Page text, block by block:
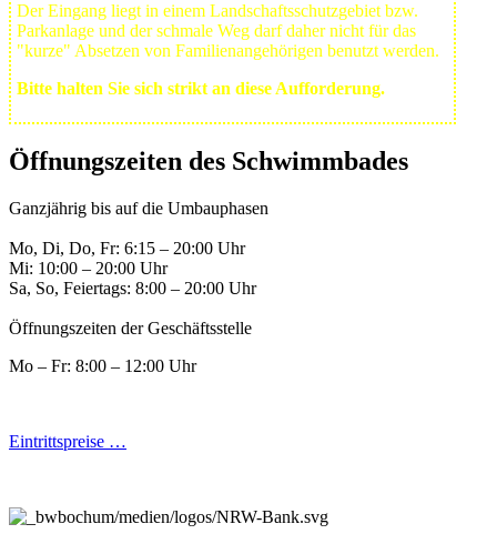
Der Eingang liegt in einem Landschafts­schutzgebiet bzw.
Park­anlage und der schmale Weg darf daher nicht für das
"kurze" Absetzen von Familienangehörigen benutzt werden.
Bitte halten Sie sich strikt an diese Aufforderung.
Öffnungszeiten des Schwimmbades
Ganzjährig bis auf die Umbauphasen
Mo, Di, Do, Fr: 6:15 – 20:00 Uhr
Mi: 10:00 – 20:00 Uhr
Sa, So, Feiertags: 8:00 – 20:00 Uhr
Öffnungszeiten der Geschäftsstelle
Mo – Fr: 8:00 – 12:00 Uhr
Eintrittspreise …